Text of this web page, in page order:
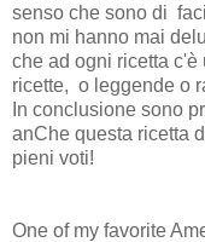
senso che sono di
non mi hanno mai
che ad ogni ricetta
ricette, o leggende o
In conclusione sono
anChe questa ricetta
pieni voti!
One of my favorite